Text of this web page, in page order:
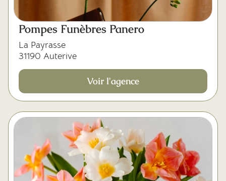
Pompes Funèbres Panero
La Payrasse
31190 Auterive
Voir l'agence